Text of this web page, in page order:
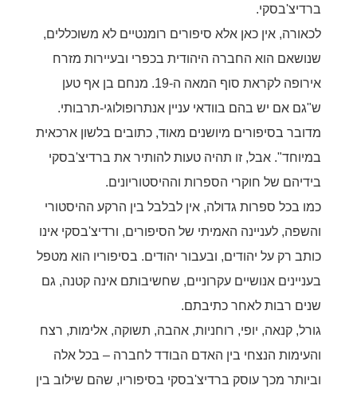
ברדיצ'בסקי.
לכאורה, אין כאן אלא סיפורים רומנטיים לא משוכללים,
שנושאם הוא החברה היהודית בכפרי ובעיירות מזרח
אירופה לקראת סוף המאה ה-19. מנחם בן אף טען
ש"גם אם יש בהם בוודאי עניין אנתרופולוגי-תרבותי.
מדובר בסיפורים מיושנים מאוד, כתובים בלשון ארכאית
במיוחד". אבל, זו תהיה טעות להותיר את ברדיצ'בסקי
בידיהם של חוקרי הספרות וההיסטוריונים.
כמו בכל ספרות גדולה, אין לבלבל בין הרקע ההיסטורי
והשפה, לעניינה האמיתי של הסיפורים, ורדיצ'בסקי אינו
כותב רק על יהודים, ובעבור יהודים. בסיפוריו הוא מטפל
בעניינים אנושיים עקרוניים, שחשיבותם אינה קטנה, גם
שנים רבות לאחר כתיבתם.
גורל, קנאה, יופי, רוחניות, אהבה, תשוקה, אלימות, רצח
והעימות הנצחי בין האדם הבודד לחברה – בכל אלה
וביותר מכך עוסק ברדיצ'בסקי בסיפוריו, שהם שילוב בין